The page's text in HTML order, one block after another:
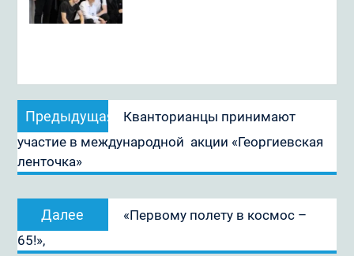
Навигация
по
записям
Предыдущая
запись:
Кванторианцы принимают
участие в международной акции «Георгиевская
ленточка»
Далее
запись:
«Первому полету в космос –
65!»,